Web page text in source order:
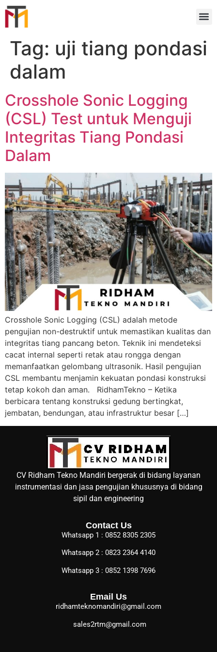
Tag: uji tiang pondasi
dalam
Crosshole Sonic Logging
(CSL) Test untuk Menguji
Integritas Tiang Pondasi
Dalam
Crosshole Sonic Logging (CSL) adalah metode
pengujian non-destruktif untuk memastikan kualitas dan
integritas tiang pancang beton. Teknik ini mendeteksi
cacat internal seperti retak atau rongga dengan
memanfaatkan gelombang ultrasonik. Hasil pengujian
CSL membantu menjamin kekuatan pondasi konstruksi
tetap kokoh dan aman. RidhamTekno – Ketika
berbicara tentang konstruksi gedung bertingkat,
jembatan, bendungan, atau infrastruktur besar […]
CV Ridham Tekno Mandiri bergerak di bidang layanan
instrumentasi dan jasa pengujian khususnya di bidang
sipil dan engineering
Contact Us
Whatsapp 1 : 0852 8305 2305
Whatsapp 2 : 0823 2364 4140
Whatsapp 3 : 0852 1398 7696
Email Us
ridhamteknomandiri@gmail.com
sales2rtm@gmail.com